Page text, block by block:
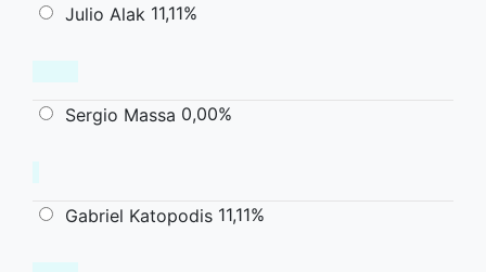
Julio Alak 11,11%
Sergio Massa 0,00%
Gabriel Katopodis 11,11%